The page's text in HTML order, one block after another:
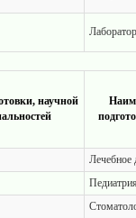
научной
Лечебное
Педиатрия